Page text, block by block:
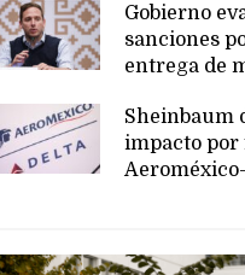
Gobierno
sanciones
entrega de
Sheinbaum
impacto por